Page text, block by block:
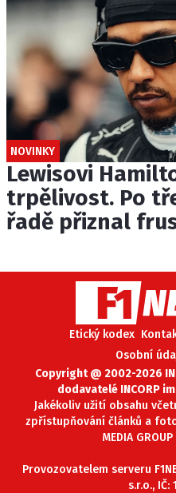
NOVINKY
Lewisovi
trpělivost. Po
řadě přiznal
Etický kodex
Osobní
Copyright @ 2002-2026
dodavatelé INCORP
Jakékoliv užití obsahu
zpřístupňování článků a
MEDIA
Provozovatelem serveru
s.r.o., IČ: